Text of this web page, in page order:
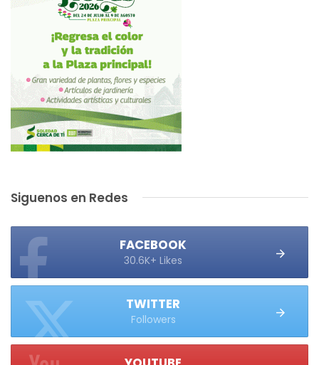
Siguenos en Redes
FACEBOOK
30.6K+ Likes
TWITTER
Followers